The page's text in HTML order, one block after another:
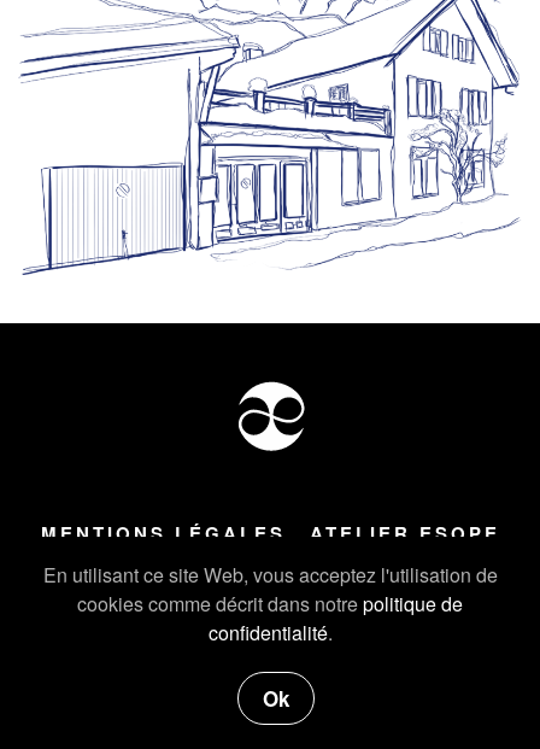
En utilisant ce site Web, vous acceptez l'utilisation de
cookies comme décrit dans notrepolitique de
confidentialité.
Ok
MENTIONS LÉGALES ATELIER ESOPE